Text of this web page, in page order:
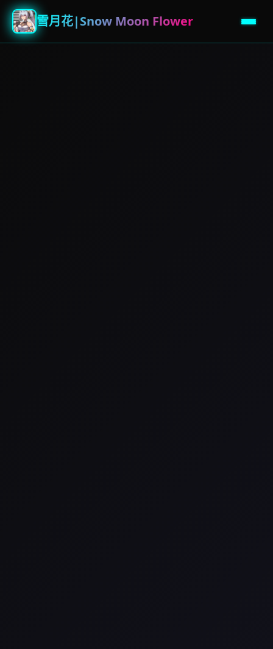
雪月花|Snow Moon Flower